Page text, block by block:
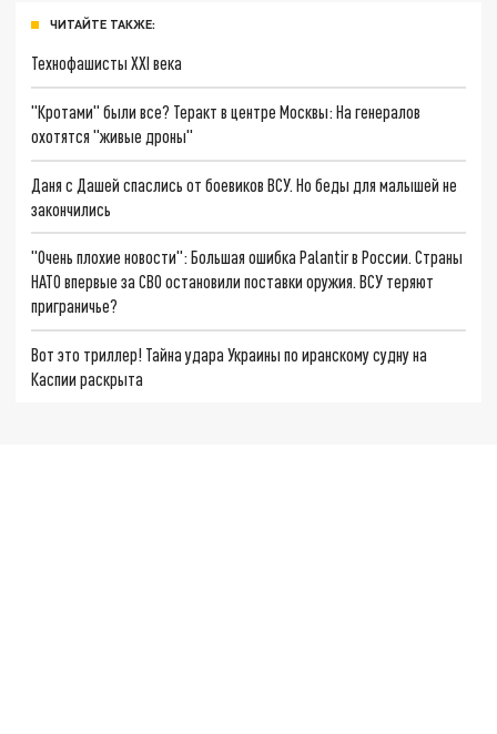
ЧИТАЙТЕ ТАКЖЕ:
Технофашисты XXI века
"Кротами" были все? Теракт в центре Москвы: На генералов
охотятся "живые дроны"
Даня с Дашей спаслись от боевиков ВСУ. Но беды для малышей не
закончились
"Очень плохие новости": Большая ошибка Palantir в России. Страны
НАТО впервые за СВО остановили поставки оружия. ВСУ теряют
приграничье?
Вот это триллер! Тайна удара Украины по иранскому судну на
Каспии раскрыта